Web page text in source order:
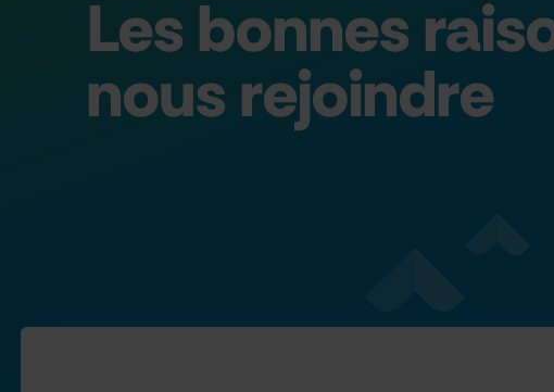
Les bonnes
nous rejoindre